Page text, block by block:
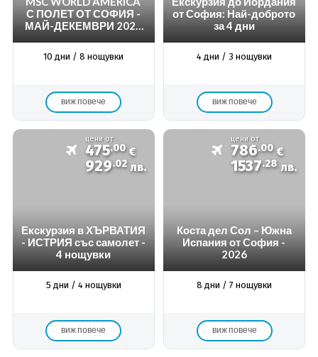
С ПОЛЕТ ОТ СОФИЯ -
МАЙ-ДЕКЕМВРИ 2026
10 дни / 8 нощувки
виж повече
от София: Най-доброто
за 4 дни
4 дни / 3 нощувки
виж повече
цени от
475.00 €
929.02 лв.
Екскурзия в ХЪРВАТИЯ
- ИСТРИЯ със самолет -
4 нощувки
5 дни / 4 нощувки
виж повече
цени от
786.00 €
1537.28 лв.
Коста дел Сол – Южна
Испания от София -
2026
8 дни / 7 нощувки
виж повече